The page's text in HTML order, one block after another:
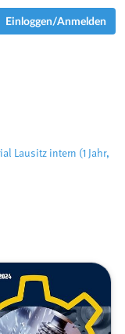
Einloggen/Anmelden
Lausitz intern (1 Jahr,